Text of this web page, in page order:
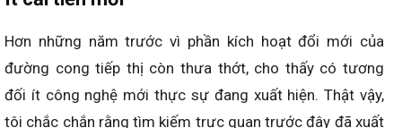
Hơn những năm trước vì phần kích hoạt đổi mới của
đường cong tiếp thị còn thưa thớt, cho thấy có tương
đối ít công nghệ mới thực sự đang xuất hiện. Thật vậy,
tôi chắc chắn rằng tìm kiếm trực quan trước đây đã xuất